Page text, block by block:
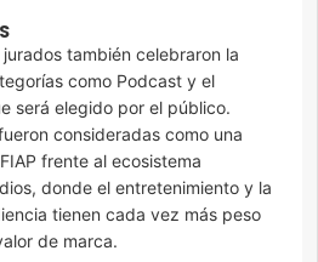
también celebraron la
como Podcast y el
será elegido por el público.
consideradas como una
frente al ecosistema
donde el entretenimiento y la
tienen cada vez más peso
de marca.